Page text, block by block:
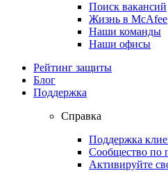
Поиск вакансий
Жизнь в McAfee
Наши команды
Наши офисы
Рейтинг защиты
Блог
Поддержка
Справка
Поддержка
Сообщество по
Активируйте